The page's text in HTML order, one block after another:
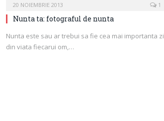
20 NOIEMBRIE 2013 1
Nunta ta: fotograful de nunta
Nunta este sau ar trebui sa fie cea mai importanta zi
din viata fiecarui om,…